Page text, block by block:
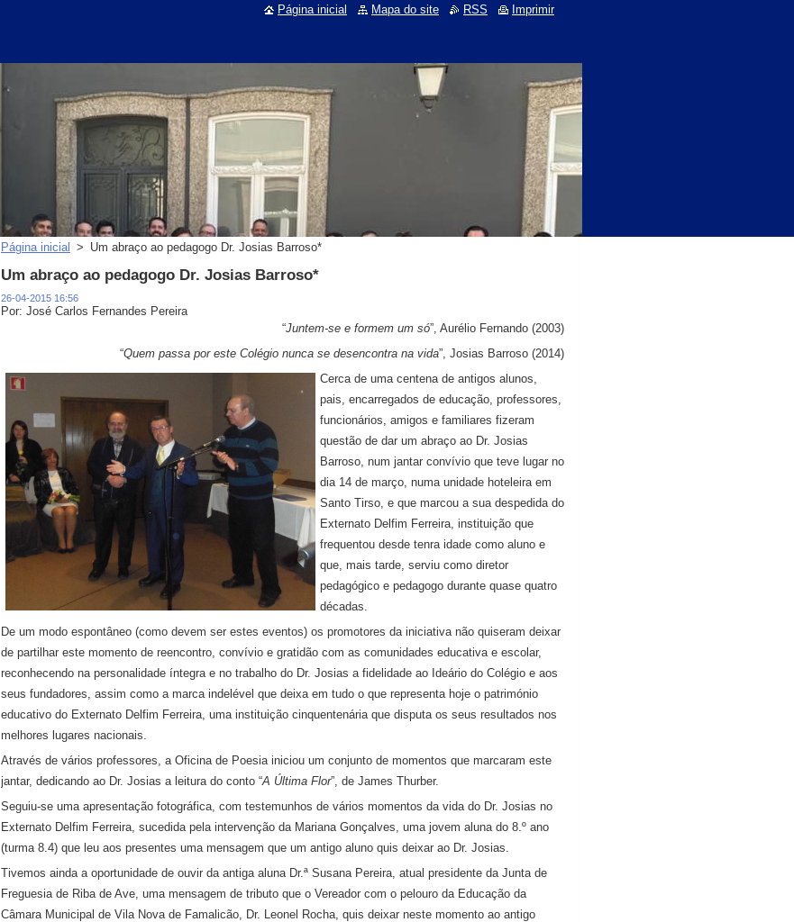
Página inicial > Um abraço ao pedagogo Dr. Josias Barroso*
Um abraço ao pedagogo Dr. Josias Barroso*
26-04-2015 16:56
Por: José Carlos Fernandes Pereira
“Juntem-se e formem um só”, Aurélio Fernando (2003)
“Quem passa por este Colégio nunca se desencontra na vida”, Josias Barroso (2014)
Cerca de uma centena de antigos alunos,
pais, encarregados de educação, professores,
funcionários, amigos e familiares fizeram
questão de dar um abraço ao Dr. Josias
Barroso, num jantar convívio que teve lugar no
dia 14 de março, numa unidade hoteleira em
Santo Tirso, e que marcou a sua despedida do
Externato Delfim Ferreira, instituição que
frequentou desde tenra idade como aluno e
que, mais tarde, serviu como diretor
pedagógico e pedagogo durante quase quatro
décadas.
De um modo espontâneo (como devem ser estes eventos) os promotores da iniciativa não quiseram deixar
de partilhar este momento de reencontro, convívio e gratidão com as comunidades educativa e escolar,
reconhecendo na personalidade íntegra e no trabalho do Dr. Josias a fidelidade ao Ideário do Colégio e aos
seus fundadores, assim como a marca indelével que deixa em tudo o que representa hoje o património
educativo do Externato Delfim Ferreira, uma instituição cinquentenária que disputa os seus resultados nos
melhores lugares nacionais.
Através de vários professores, a Oficina de Poesia iniciou um conjunto de momentos que marcaram este
jantar, dedicando ao Dr. Josias a leitura do conto “A Última Flor”, de James Thurber.
Seguiu-se uma apresentação fotográfica, com testemunhos de vários momentos da vida do Dr. Josias no
Externato Delfim Ferreira, sucedida pela intervenção da Mariana Gonçalves, uma jovem aluna do 8.º ano
(turma 8.4) que leu aos presentes uma mensagem que um antigo aluno quis deixar ao Dr. Josias.
Tivemos ainda a oportunidade de ouvir da antiga aluna Dr.ª Susana Pereira, atual presidente da Junta de
Freguesia de Riba de Ave, uma mensagem de tributo que o Vereador com o pelouro da Educação da
Câmara Municipal de Vila Nova de Famalicão, Dr. Leonel Rocha, quis deixar neste momento ao antigo
Página inicial Mapa do site RSS Imprimir